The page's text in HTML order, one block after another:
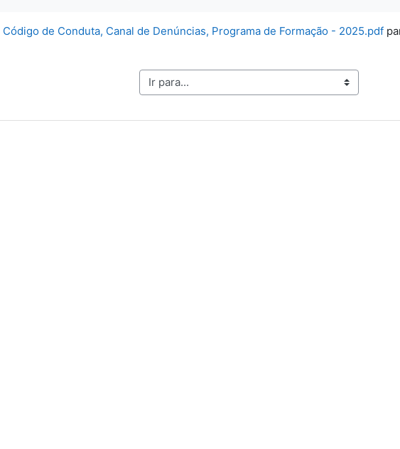
Código de Conduta, Canal de Denúncias, Programa de Formação - 2025.pdf
Ir para...